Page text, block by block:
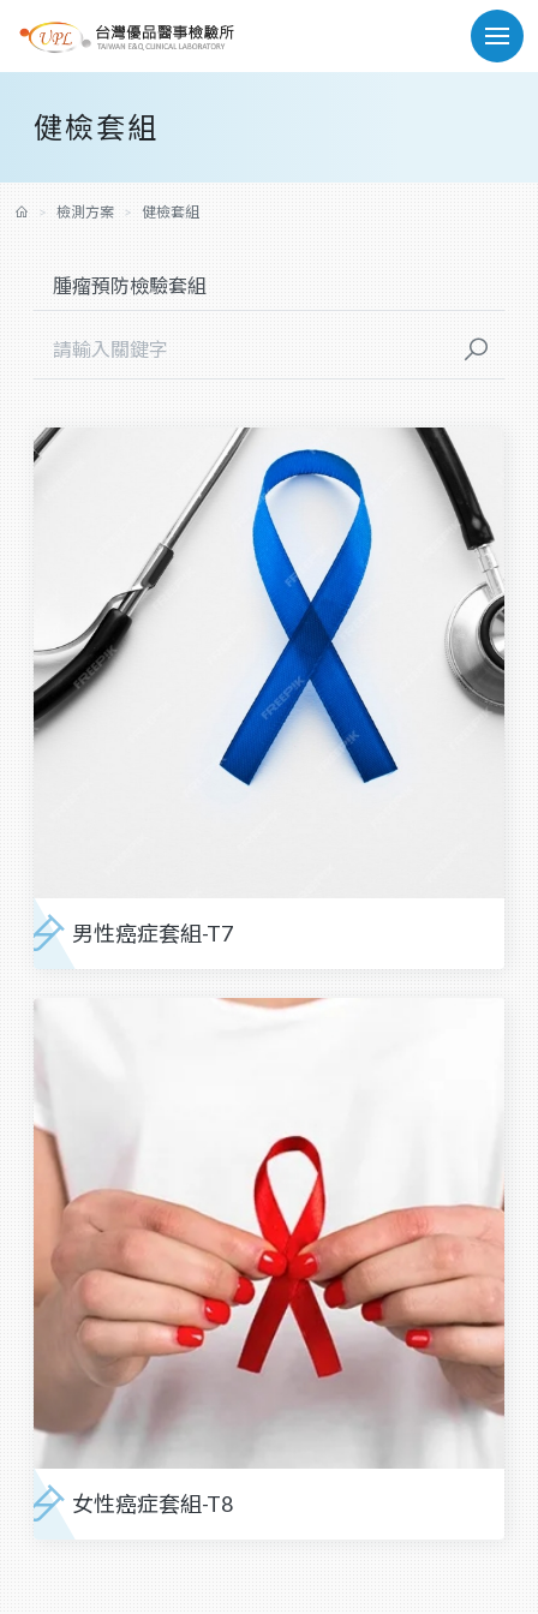
健檢套組
檢測方案 健檢套組
男性癌症套組-T7
女性癌症套組-T8